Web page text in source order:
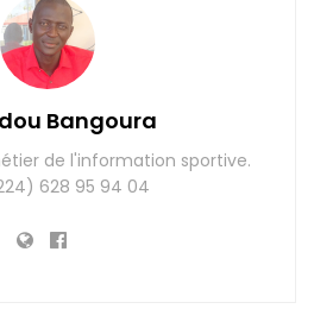
Bangoura
de l'information sportive.
628 95 94 04